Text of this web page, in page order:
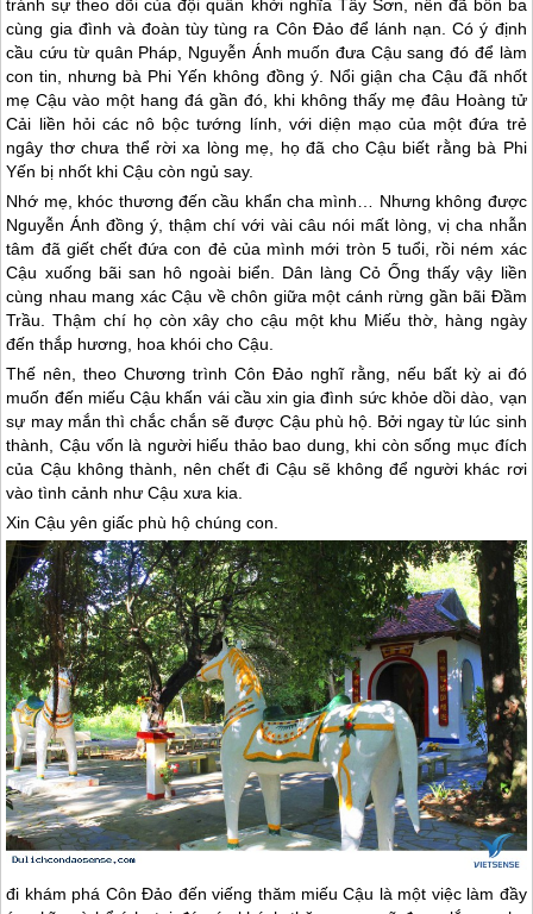
tránh sự theo dõi của đội quân khởi nghĩa Tây Sơn, nên đã bôn ba
cùng gia đình và đoàn tùy tùng ra Côn Đảođể lánh nạn. Có ý định
cầu cứu từ quân Pháp, Nguyễn Ánh muốn đưa Cậu sang đó để làm
con tin, nhưng bà Phi Yến không đồng ý. Nổi giận cha Cậu đã nhốt
mẹ Cậu vào một hang đá gần đó, khi không thấy mẹ đâu Hoàng tử
Cải liền hỏi các nô bộc tướng lính, với diện mạo của một đứa trẻ
ngây thơ chưa thể rời xa lòng mẹ, họ đã cho Cậu biết rằng bà Phi
Yến bị nhốt khi Cậu còn ngủ say.
Nhớ mẹ, khóc thương đến cầu khẩn cha mình… Nhưng không được
Nguyễn Ánh đồng ý, thậm chí với vài câu nói mất lòng, vị cha nhẫn
tâm đã giết chết đứa con đẻ của mình mới tròn 5 tuổi, rồi ném xác
Cậu xuống bãi san hô ngoài biển. Dân làng Cỏ Ống thấy vậy liền
cùng nhau mang xác Cậu về chôn giữa một cánh rừng gần bãi Đầm
Trầu. Thậm chí họ còn xây cho cậu một khu Miếu thờ, hàng ngày
đến thắp hương, hoa khói cho Cậu.
Thế nên, theo Chương trìnhCôn Đảo nghĩ rằng, nếu bất kỳ ai đó
muốn đến miếu Cậu khấn vái cầu xin gia đình sức khỏe dồi dào, vạn
sự may mắn thì chắc chắn sẽ được Cậu phù hộ. Bởi ngay từ lúc sinh
thành, Cậu vốn là người hiếu thảo bao dung, khi còn sống mục đích
của Cậu không thành, nên chết đi Cậu sẽ không để người khác rơi
vào tình cảnh như Cậu xưa kia.
Xin Cậu yên giấc phù hộ chúng con.
đi khám phá Côn Đảo đến viếng thăm miếu Cậu là một việc làm đầy